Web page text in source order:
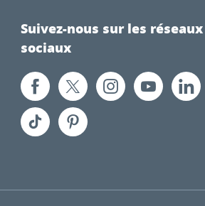
Suivez-nous sur les réseaux
sociaux